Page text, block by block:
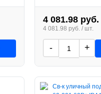
4 081.98 руб.
4 081.98 руб. / шт.
- +